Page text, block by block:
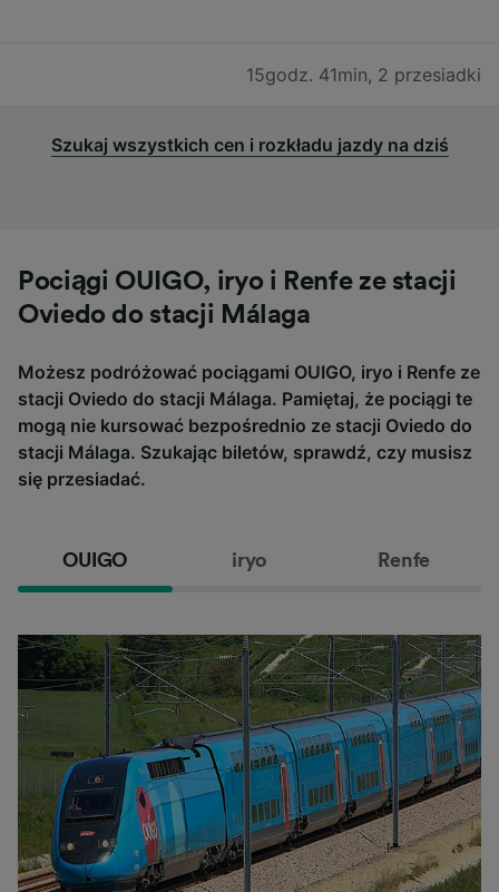
15godz. 41min, 2 przesiadki
Szukaj wszystkich cen i rozkładu jazdy na dziś
Pociągi OUIGO, iryo i Renfe ze stacji
Oviedo do stacji Málaga
Możesz podróżować pociągami OUIGO, iryo i Renfe ze
stacji Oviedo do stacji Málaga. Pamiętaj, że pociągi te
mogą nie kursować bezpośrednio ze stacji Oviedo do
stacji Málaga. Szukając biletów, sprawdź, czy musisz
się przesiadać.
OUIGO iryo Renfe